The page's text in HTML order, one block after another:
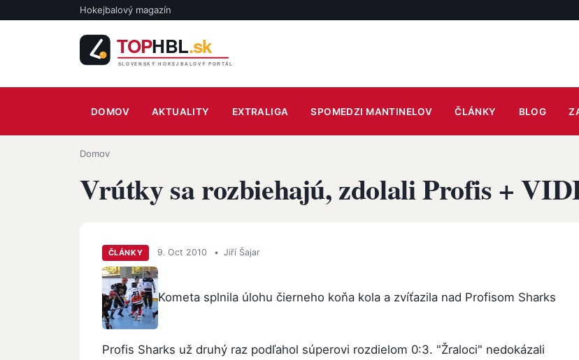
Skočiť na hlavný obsahHokejbalový magazín
Main navigation
DOMOV AKTUALITY EXTRALIGA SPOMEDZI MANTINELOV ČLÁNKY BLOG
Omrvinka
Domov
Vrútky sa rozbiehajú, zdolali Profis +
ČLÁNKY 9. Oct 2010 • Jiří Šajar
Kometa splnila úlohu čierneho koňa kola a zvíťazila nad Profisom Sharks
Profis Sharks už druhý raz podľahol súperovi rozdielom 0:3. "Žraloci" nedokázali